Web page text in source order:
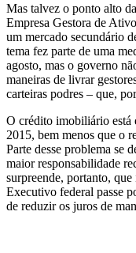
Mas talvez o ponto alto
Empresa Gestora de
um mercado secundário
tema fez parte de uma
agosto, mas o governo
maneiras de livrar
carteiras podres – que,
O crédito imobiliário está
2015, bem menos que o
Parte desse problema se
maior responsabilidade
surpreende, portanto,
Executivo federal passe
de reduzir os juros de